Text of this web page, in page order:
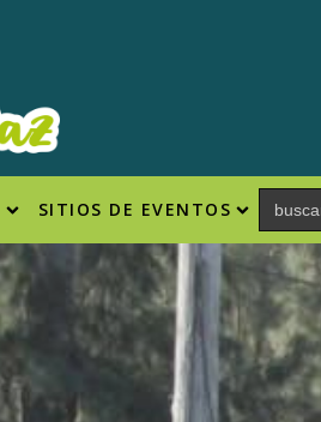
SITIOS DE EVENTOS Search
for: